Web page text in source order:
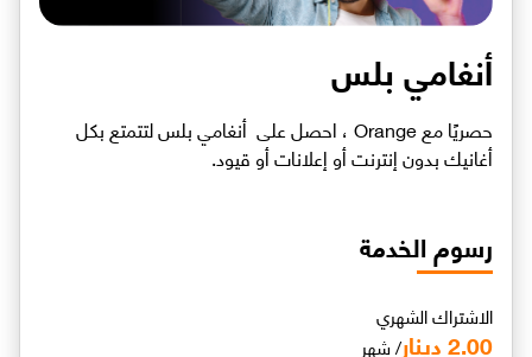
أنغامي بلس
حصريًا مع Orange ، احصل على أنغامي بلس لتتمتع بكل
أغانيك بدون إنترنت أو إعلانات أو قيود.
رسوم الخدمة
الاشتراك الشهري
2.00 دينار / شهر